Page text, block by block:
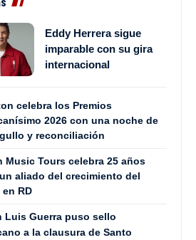
Eddy Herrera sigue
imparable con su gira
internacional
celebra los Premios
2026 con una noche de
y reconciliación
Music Tours celebra 25 años
aliado del crecimiento del
RD
Luis Guerra puso sello
a la clausura de Santo